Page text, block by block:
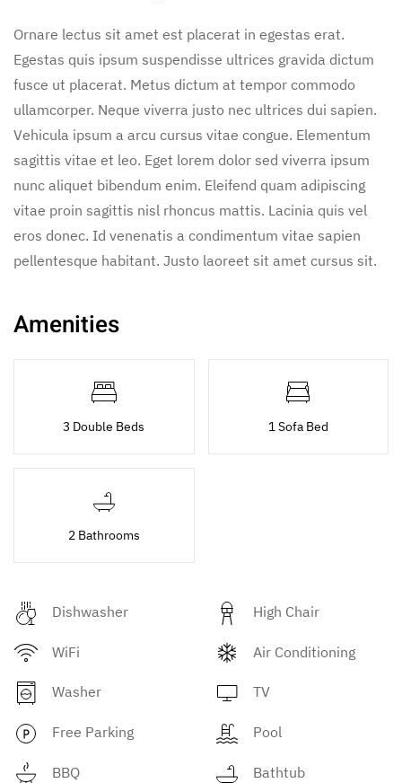
Ornare lectus sit amet est placerat in egestas erat.
Egestas quis ipsum suspendisse ultrices gravida dictum
fusce ut placerat. Metus dictum at tempor commodo
ullamcorper. Neque viverra justo nec ultrices dui sapien.
Vehicula ipsum a arcu cursus vitae congue. Elementum
sagittis vitae et leo. Eget lorem dolor sed viverra ipsum
nunc aliquet bibendum enim. Eleifend quam adipiscing
vitae proin sagittis nisl rhoncus mattis. Lacinia quis vel
eros donec. Id venenatis a condimentum vitae sapien
pellentesque habitant. Justo laoreet sit amet cursus sit.
Amenities
3 Double Beds 1 Sofa Bed
2 Bathrooms
Dishwasher High Chair
WiFi Air Conditioning
Washer TV
Free Parking Pool
BBQ Bathtub